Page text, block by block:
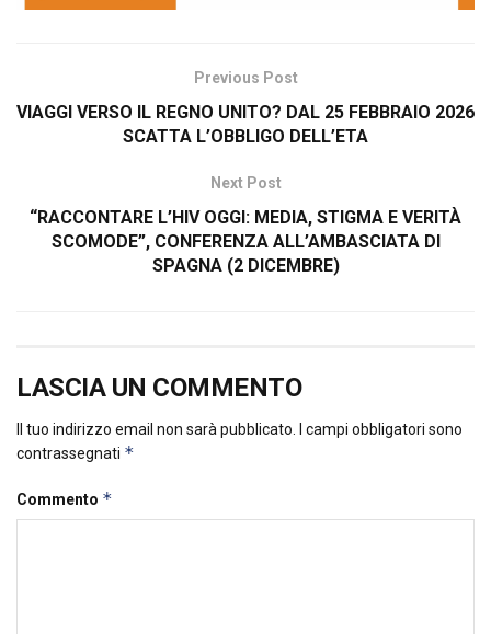
Previous Post
VIAGGI VERSO IL REGNO UNITO? DAL 25 FEBBRAIO 2026
SCATTA L’OBBLIGO DELL’ETA
Next Post
“RACCONTARE L’HIV OGGI: MEDIA, STIGMA E VERITÀ
SCOMODE”, CONFERENZA ALL’AMBASCIATA DI
SPAGNA (2 DICEMBRE)
LASCIA UN COMMENTO
Il tuo indirizzo email non sarà pubblicato.
I campi obbligatori sono
contrassegnati *
Commento *